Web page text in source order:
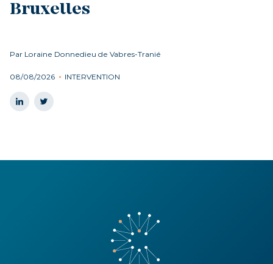
Bruxelles
Par Loraine Donnedieu de Vabres-Tranié
08/08/2026 INTERVENTION